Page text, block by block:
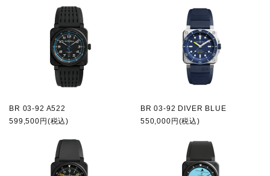
BR 03-92 A522
599,500円(税込)
BR 03-92 DIVER BLUE
550,000円(税込)